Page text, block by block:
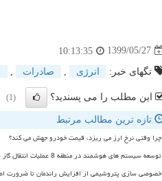
1399/05/27
10:13:35
تگهای خبر: انرژی صادرات
این مطلب را می پسندید؟ (1)
تازه ترین مطالب مرتبط
چرا وقتی نرخ ارز می ریزد، قیمت خودرو جهش می کند؟
توسعه سیستم های هوشمند در منطقه 8 عملیات انتقال گاز شتاب گرفت
خصوصی سازی پتروشیمی از افزایش راندمان تا ضرورت